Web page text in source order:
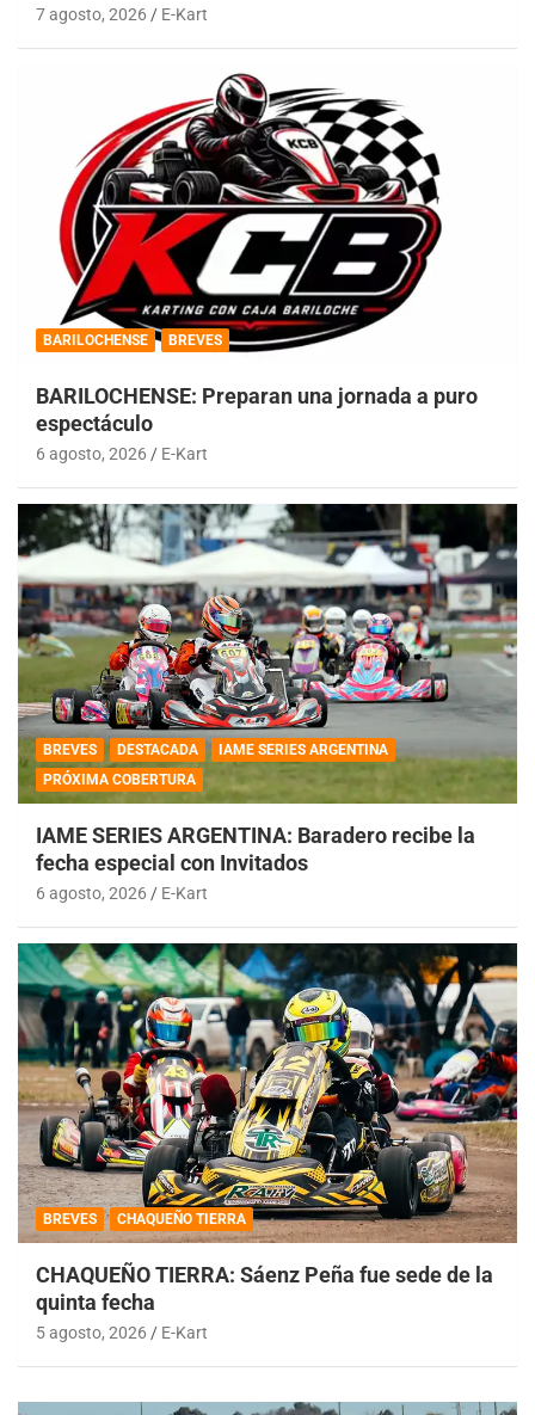
7 agosto, 2026 E-Kart
BARILOCHENSE BREVES
BARILOCHENSE: Preparan una jornada a puro
espectáculo
6 agosto, 2026 E-Kart
BREVES DESTACADA
IAME SERIES ARGENTINA
PRÓXIMA COBERTURA
IAME SERIES ARGENTINA: Baradero recibe la
fecha especial con Invitados
6 agosto, 2026 E-Kart
BREVES CHAQUEÑO TIERRA
CHAQUEÑO TIERRA: Sáenz Peña fue sede de la
quinta fecha
5 agosto, 2026 E-Kart